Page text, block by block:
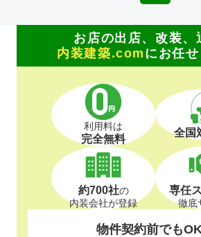
交換を行いながら、組織的に活動を
見交換することでより強固な絆を築
合は、全国組織の利点を生かしてま
きます。ご賛同頂ける、同業者様の
ます。
お店の出店、改装、
内装建築.com にお任
利用料は
完全無料 全国
約700社の
内装会社が登録
専任
徹底
物件契約前でもOK